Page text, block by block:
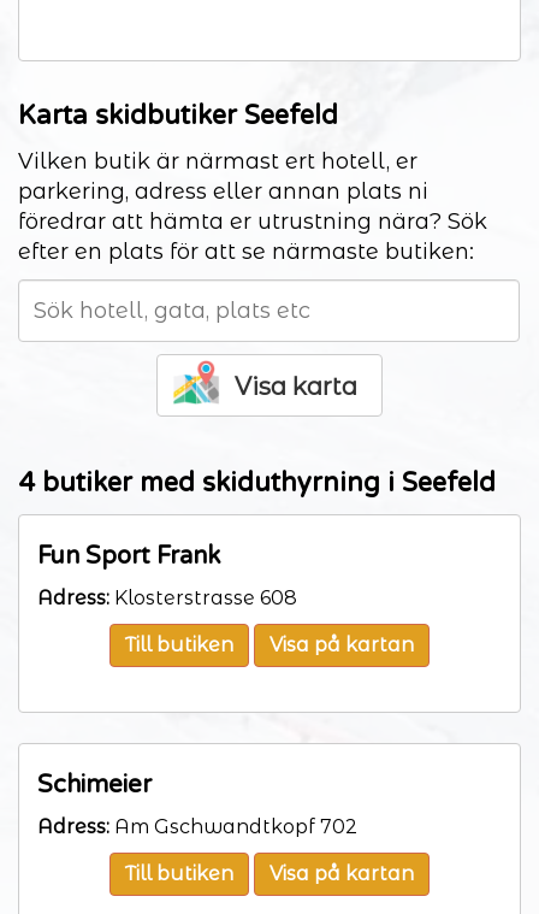
Karta skidbutiker Seefeld
Vilken butik är närmast ert hotell, er
parkering, adress eller annan plats ni
föredrar att hämta er utrustning nära? Sök
efter en plats för att se närmaste butiken:
Visa karta
4 butiker med skiduthyrning i Seefeld
Fun Sport Frank
Adress: Klosterstrasse 608
Till butiken Visa på kartan
Schimeier
Adress: Am Gschwandtkopf 702
Till butiken Visa på kartan